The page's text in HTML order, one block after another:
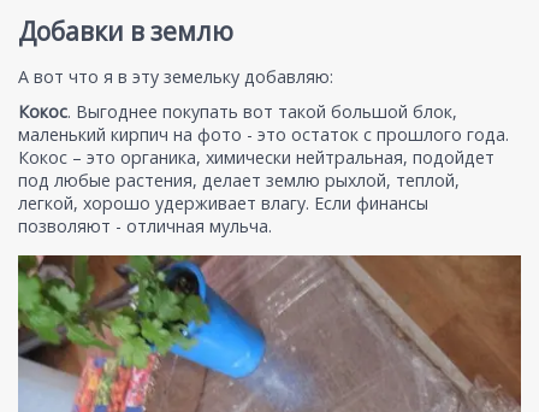
Добавки в землю
А вот что я в эту земельку добавляю:
Кокос. Выгоднее покупать вот такой большой блок,
маленький кирпич на фото - это остаток с прошлого года.
Кокос – это органика, химически нейтральная, подойдет
под любые растения, делает землю рыхлой, теплой,
легкой, хорошо удерживает влагу. Если финансы
позволяют - отличная мульча.